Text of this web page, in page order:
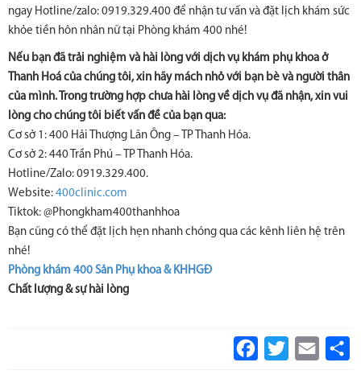
ngay Hotline/zalo: 0919.329.400 để nhận tư vấn và đặt lịch khám sức
khỏe tiền hôn nhân nữ tại Phòng khám 400 nhé!
Nếu bạn đã trải nghiệm và hài lòng với dịch vụ khám phụ khoa ở
Thanh Hoá của chúng tôi, xin hãy mách nhỏ với bạn bè và người thân
của mình. Trong trường hợp chưa hài lòng về dịch vụ đã nhận, xin vui
lòng cho chúng tôi biết vấn đề của bạn qua:
Cơ sở 1: 400 Hải Thượng Lãn Ông – TP Thanh Hóa.
Cơ sở 2: 440 Trần Phú – TP Thanh Hóa.
Hotline/Zalo: 0919.329.400.
Website: 400clinic.com
Tiktok: @Phongkham400thanhhoa
Bạn cũng có thể đặt lịch hẹn nhanh chóng qua các kênh liên hệ trên
nhé!
Phòng khám 400 Sản Phụ khoa & KHHGĐ
Chất lượng & sự hài lòng
Facebook
Twitter Email